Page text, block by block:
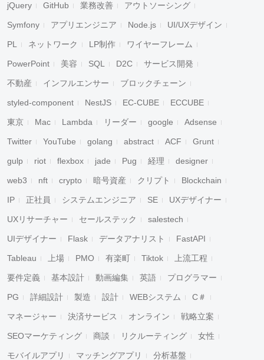
jQuery GitHub 業務改善 アウトソーシング
Symfony アプリエンジニア Node.js UI/UXデザイン
PL ネットワーク LP制作 ワイヤーフレーム
PowerPoint 美容 SQL D2C サービス開発
不動産 インフルエンサー ブロックチェーン
styled-component NestJS EC-CUBE ECCUBE
東京 Mac Lambda リーダー google Adsense
Twitter YouTube golang abstract ACF Grunt
gulp riot flexbox jade Pug 経理 designer
web3 nft crypto 暗号資産 クリプト Blockchain
IP 正社員 システムエンジニア SE UXデザイナー
UXリサーチャー セールステック salestech
UIデザイナー Flask データアナリスト FastAPI
Tableau 上場 PMO 有楽町 Tiktok 上流工程
要件定義 基本設計 動画編集 英語 プログラマー
PG 詳細設計 製造 設計 WEBシステム C＃
マネージャー 決済サービス オンライン 戦略立案
SEOマーケティング 商談 リクルーティング 女性
モバイルアプリ マッチングアプリ 分析基盤